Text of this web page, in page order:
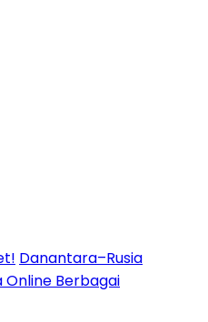
Danantara–Rusia
Online Berbagai